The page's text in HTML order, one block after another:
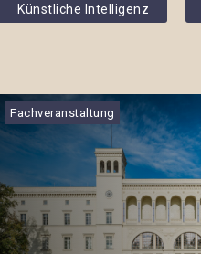
Künstliche Intelligenz
Fachveranstaltung